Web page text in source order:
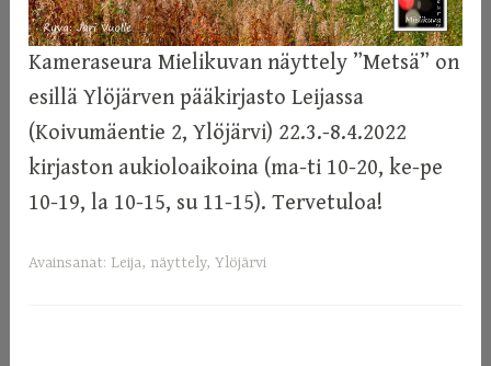
Kameraseura Mielikuvan näyttely ”Metsä” on
esillä Ylöjärven pääkirjasto Leijassa
(Koivumäentie 2, Ylöjärvi) 22.3.-8.4.2022
kirjaston aukioloaikoina (ma-ti 10-20, ke-pe
10-19, la 10-15, su 11-15). Tervetuloa!
Avainsanat: Leija, näyttely,Ylöjärvi